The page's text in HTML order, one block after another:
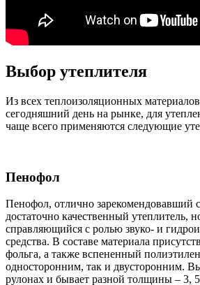
Выбор утеплителя
Из всех теплоизоляционных
сегодняшний день на рынке, для
чаще всего применяются следующие
Пенофол
Пенофол, отлично зарекомендовавший
достаточно качественный утеплитель,
справляющийся с ролью звуко- и
средства. В составе материала
фольга, а также вспененный
односторонним, так и двусторонним.
рулонах и бывает разной толщины – 3,